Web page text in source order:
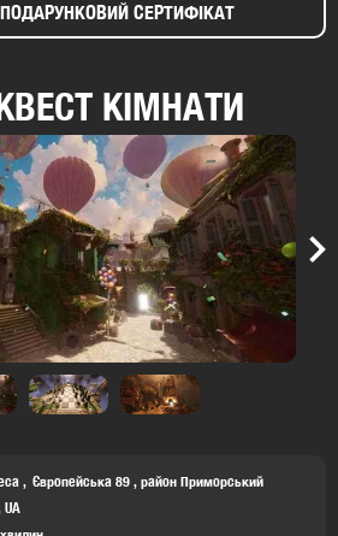
СЕРТИФІКАТ
КІМНАТИ
Європейська 89 , район Приморський
UA